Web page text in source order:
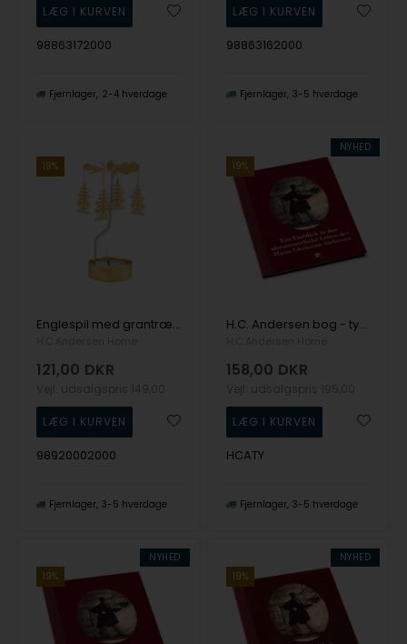
98863172000
Fjernlager 2-4 hverdage
98863162000
Fjernlager 3-5 hverdage
19%
Englespil med grantræet, fra H.C. Andersen Home
121,00 DKR
98920002000
Fjernlager 3-5 hverdage
NYHED
19%
H.C. Andersen bog - tysk, fra H.C. Andersen Home
158,00 DKR
HCATY
Fjernlager 3-5 hverdage
NYHED
19%
NYHED
19%